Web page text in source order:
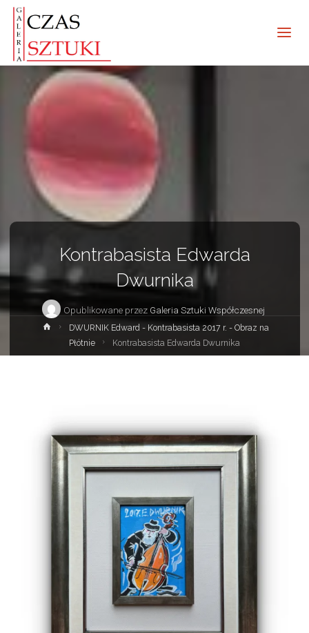
Kontrabasista Edwarda
Dwurnika
Opublikowane przez Galeria Sztuki Współczesnej
Strona
główna
DWURNIK Edward - Kontrabasista 2017 r. - Obraz na
Płótnie
Kontrabasista Edwarda Dwurnika